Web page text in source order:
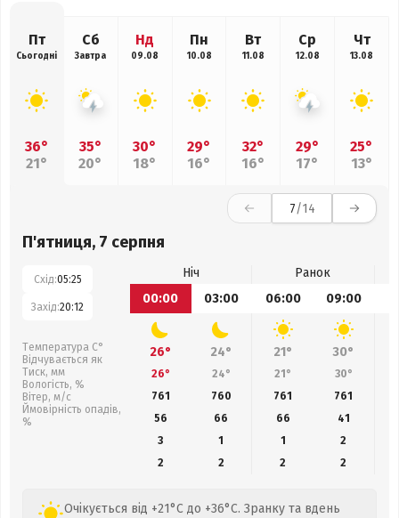
Пт
Сьогодні
36°
21°
Сб
Завтра
35°
20°
Нд
09.08
30°
18°
Пн
10.08
29°
16°
Вт
11.08
32°
16°
Ср
12.08
29°
17°
Чт
13.08
25°
13°
7/14
П'ятниця, 7 серпня
Схід:05:25
Захід:20:12
Температура С°
Відчувається як
Тиск, мм
Вологість, %
Вітер, м/с
Ймовірність опадів,
%
Ніч
Ранок
00:00
03:00 06:00 09:00
26° 24° 21° 30°
26° 24° 21° 30°
761
760 761 761
56
66 66 41
3
1 1
2
2
2 2 2
Очікується від +21°C до +36°C. Зранку та вдень